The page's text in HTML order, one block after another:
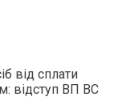
від сплати
відступ ВП ВС